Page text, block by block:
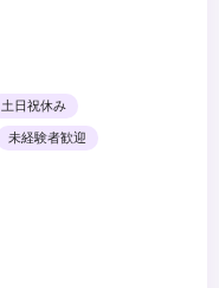
土日祝休み
未経験者歓迎